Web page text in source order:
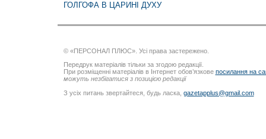
ГОЛГОФА В ЦАРИНІ ДУХУ
© «ПЕРСОНАЛ ПЛЮС». Усі права застережено.
Передрук матеріалів тільки за згодою редакції.
При розміщенні матеріалів в Інтернет обов’язкове посилання на
можуть незбігатися з позицією редакції
З усіх питань звертайтеся, будь ласка, gazetapplus@gmail.com